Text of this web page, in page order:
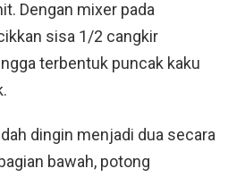
Dengan mixer pada
sisa 1/2 cangkir
terbentuk puncak kaku
dingin menjadi dua secara
bawah, potong